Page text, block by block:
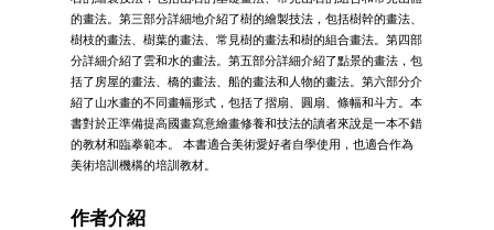
的畫法。第三部分詳細地介紹了樹的繪製技法，包括樹幹的畫法、
樹枝的畫法、樹葉的畫法、常見樹的畫法和樹的組合畫法。第四部
分詳細介紹了雲和水的畫法。第五部分詳細介紹了點景的畫法，包
括了房屋的畫法、橋的畫法、船的畫法和人物的畫法。第六部分介
紹了山水畫的不同畫幅形式，包括了摺扇、圓扇、條幅和斗方。本
書對於正準備提高國畫寫意繪畫修養和技法的讀者來說是一本不錯
的教材和臨摹範本。 本書適合美術愛好者自學使用，也適合作為
美術培訓機構的培訓教材。
作者介紹